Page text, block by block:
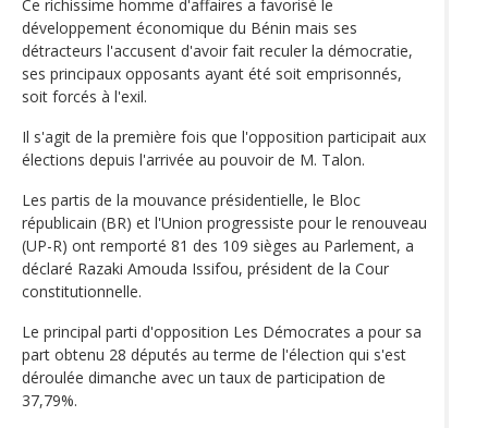
Ce richissime homme d'affaires a favorisé le
développement économique du Bénin mais ses
détracteurs l'accusent d'avoir fait reculer la démocratie,
ses principaux opposants ayant été soit emprisonnés,
soit forcés à l'exil.
Il s'agit de la première fois que l'opposition participait aux
élections depuis l'arrivée au pouvoir de M. Talon.
Les partis de la mouvance présidentielle, le Bloc
républicain (BR) et l'Union progressiste pour le renouveau
(UP-R) ont remporté 81 des 109 sièges au Parlement, a
déclaré Razaki Amouda Issifou, président de la Cour
constitutionnelle.
Le principal parti d'opposition Les Démocrates a pour sa
part obtenu 28 députés au terme de l'élection qui s'est
déroulée dimanche avec un taux de participation de
37,79%.